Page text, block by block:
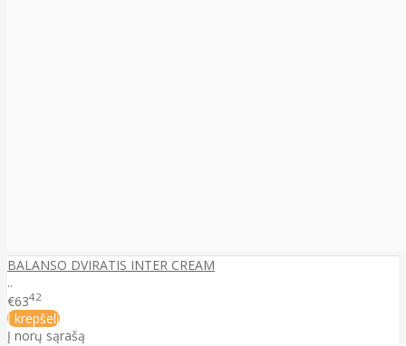
BALANSO DVIRATIS INTER CREAM
..
€6342
Į krepšelį
Į norų sąrašą